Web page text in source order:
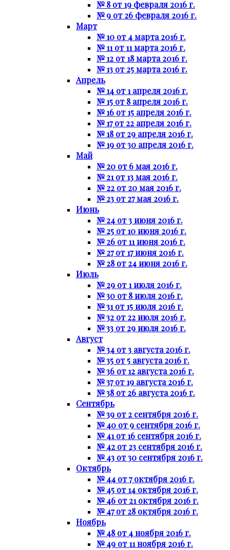
№ 8 от 19 февраля 2016 г.
№ 9 от 26 февраля 2016 г.
Март
№ 10 от 4 марта 2016 г.
№ 11 от 11 марта 2016 г.
№ 12 от 18 марта 2016 г.
№ 13 от 25 марта 2016 г.
Апрель
№ 14 от 1 апреля 2016 г.
№ 15 от 8 апреля 2016 г.
№ 16 от 15 апреля 2016 г.
№ 17 от 22 апреля 2016 г.
№ 18 от 29 апреля 2016 г.
№ 19 от 30 апреля 2016 г.
Май
№ 20 от 6 мая 2016 г.
№ 21 от 13 мая 2016 г.
№ 22 от 20 мая 2016 г.
№ 23 от 27 мая 2016 г.
Июнь
№ 24 от 3 июня 2016 г.
№ 25 от 10 июня 2016 г.
№ 26 от 11 июня 2016 г.
№ 27 от 17 июня 2016 г.
№ 28 от 24 июня 2016 г.
Июль
№ 29 от 1 июля 2016 г.
№ 30 от 8 июля 2016 г.
№ 31 от 15 июля 2016 г.
№ 32 от 22 июля 2016 г.
№ 33 от 29 июля 2016 г.
Август
№ 34 от 3 августа 2016 г.
№ 35 от 5 августа 2016 г.
№ 36 от 12 августа 2016 г.
№ 37 от 19 августа 2016 г.
№ 38 от 26 августа 2016 г.
Сентябрь
№ 39 от 2 сентября 2016 г.
№ 40 от 9 сентября 2016 г.
№ 41 от 16 сентября 2016 г.
№ 42 от 23 сентября 2016 г.
№ 43 от 30 сентября 2016 г.
Октябрь
№ 44 от 7 октября 2016 г.
№ 45 от 14 октября 2016 г.
№ 46 от 21 октября 2016 г.
№ 47 от 28 октября 2016 г.
Ноябрь
№ 48 от 4 ноября 2016 г.
№ 49 от 11 ноября 2016 г.